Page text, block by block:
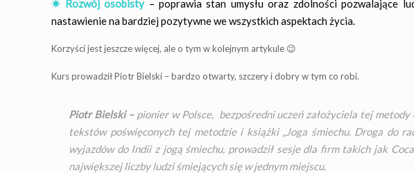
✷ Rozwój osobisty – poprawia stan umysłu oraz zdolności pozwalające
nastawienie na bardziej pozytywne we wszystkich aspektach życia.
Korzyści jest jeszcze więcej, ale o tym w kolejnym artykule 😉
Kurs prowadził Piotr Bielski – bardzo otwarty, szczery i dobry w tym co robi.
Piotr Bielski – pionier w Polsce, bezpośredni uczeń założyciela tej
tekstów poświęconych tej metodzie i książki „Joga śmiechu. Droga do
wyjazdów do Indii z jogą śmiechu, prowadził sesje dla firm takich jak
największej liczby ludzi śmiejących się w jednym miejscu.